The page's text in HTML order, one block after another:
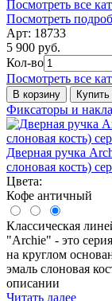
Посмотреть все
Посмотреть
Арт: 18733
5 900 руб.
Кол-во
Посмотреть все
В корзину
Фиксаторы и
Дверная ручка
слоновая кость)
Цвета:
Кофе античный
Классическая
"Archie" - это
на круглом
эмаль слоновая
описании
Читать далее